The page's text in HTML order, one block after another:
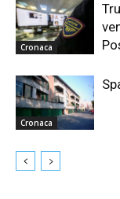
Cronaca
Cronaca